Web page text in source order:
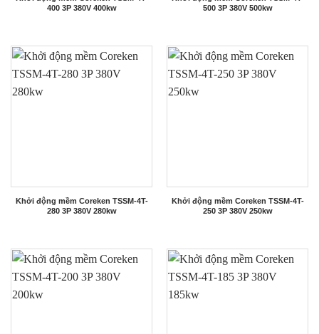
400 3P 380V 400kw
500 3P 380V 500kw
Khởi động mềm Coreken TSSM-4T-
280 3P 380V 280kw
Khởi động mềm Coreken TSSM-4T-
250 3P 380V 250kw